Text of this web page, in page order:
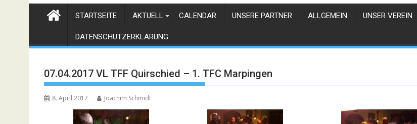
STARTSEITE AKTUELL CALENDAR UNSERE PARTNER ALLGEMEIN UNSER VEREIN
DATENSCHUTZERKLÄRUNG
07.04.2017 VL TFF Quirschied – 1. TFC Marpingen
8. April 2017 Joachim Schmidt